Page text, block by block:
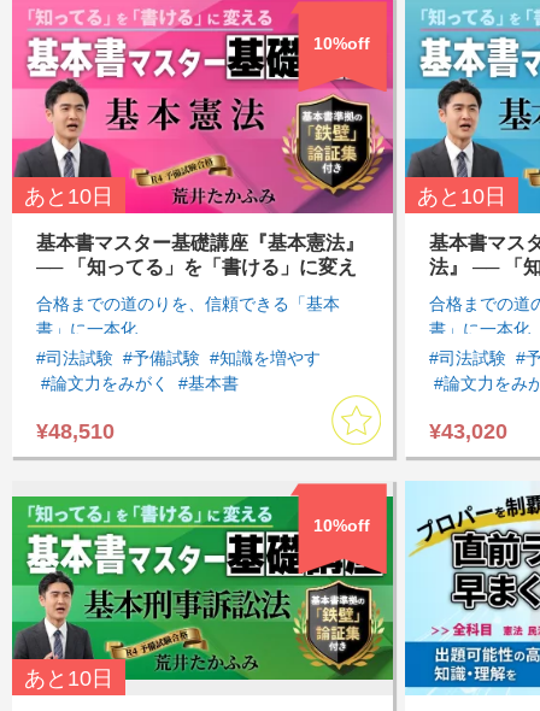
基本書マスター基礎講座『基本憲法』
── 「知ってる」を「書ける」に変え
る
合格までの道のりを、信頼できる「基本
書」に一本化
#司法試験 #予備試験 #知識を増やす
#論文力をみがく
#基本書
#知識を一元化したい
#憲法 #基礎
#基礎講座
10%off
¥48,510
あと 10日
基本書マス
法』 ── 「
変える
合格までの道
書」に一本化
#司法試験 #
#論文力をみ
#行政法 #基
#基礎講座
¥43,020
あと 10日
10%off
あと 10日